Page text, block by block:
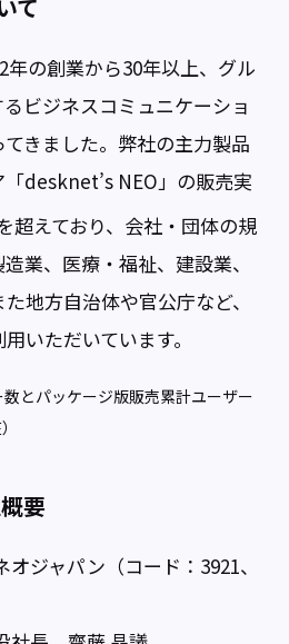
て
年の創業から30年以上、グル
ビジネスコミュニケーショ
きました。弊社の主力製品
desknet’s NEO」の販売実
超えており、会社・団体の規
業、医療・福祉、建設業、
地方自治体や官公庁など、
いただいています。
とパッケージ版販売累計ユーザー
要
ジャパン（コード：3921、